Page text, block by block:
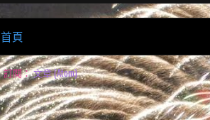
首頁
訂閱：文章 (Atom)